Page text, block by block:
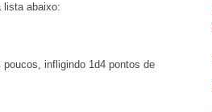
lista abaixo:
infligindo 1d4 pontos de